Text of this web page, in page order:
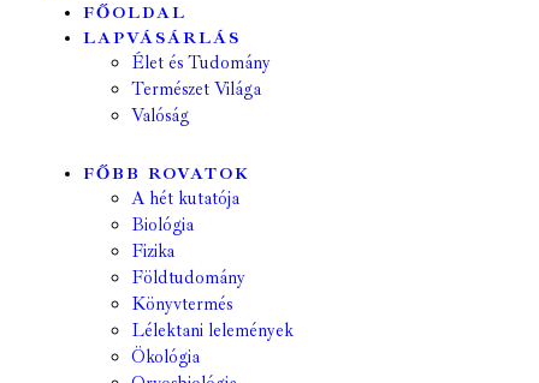
FŐOLDAL
LAPVÁSÁRLÁS
Élet és Tudomány
Természet Világa
Valóság
FŐBB ROVATOK
A hét kutatója
Biológia
Fizika
Földtudomány
Könyvtermés
Lélektani lelemények
Ökológia